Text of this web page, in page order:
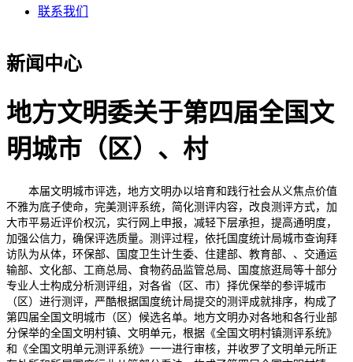
联系我们
新闻中心
地方文明委关于第四届全国文
明城市（区）、村
本届文明城市评选，地方文明办以培育和践行社会从义焦点价值不雅为底子使命，完美测评系统，简化测评内容，改良测评方式，加大市平易近评价权沉，实行网上申报，减轻下层承担，提高通明度，加强公信力，确保评选质量。测评过程，依托国度统计局城市查询拜访队为从体，环保部、国度卫生计生委、住建部、教育部、、交通运输部、文化部、工商总局、食物药品监管总局、国度旅逛局等十部分专业人士构成分析测评组，对各省（区、市）择优保举的参评城市（区）进行测评，严酷根据国度统计局提交的测评成就排序，构成了第四届全国文明城市（区）候选名单。地方文明办对各地和各行业部分保举的全国文明村镇、文明单元，根据《全国文明村镇测评系统》和《全国文明单元测评系统》一一进行审核，并收罗了文明单元所正在处所和所属国度行业从管部分看法，构成了第四届全国文明村镇、文明单元候选名单。市：向阳区平房乡、海淀区东升镇、丰台区花乡草桥村、门头沟区妙峰山镇、门头沟区斋堂镇马栏村、区周口店镇黄山店村、区窦店镇窦店村、通州区永乐店镇、顺义区马坡镇石家营村、大兴区黄村镇、昌平区小汤山镇酸枣岭村、平谷区刘家店镇行宫村、区喇叭沟门满族乡中榆树店村、密云县石城镇、延庆县延庆镇唐家堡村；天津市：滨海新区承平镇、东丽区华明街于明庄村、西青区中北镇、西青区李七庄街凌庄子村、西青区辛口镇水高庄村、津南区略坐镇东大坐村、北辰区双街镇双街村、武清区泗村店镇、武清区大良镇蒙辛庄村、武清区高村镇、宝坻区周良街周良庄村、宝坻区口东街西李各庄村、宁河县丰台镇李更村、宁河县七里海镇北移平易近村、静海县双塘镇西双塘村、静海县静海镇范庄子村、蓟县下营镇常州村；省：晋州市营里镇、市新华区大郭镇、元氏县姬村镇王家庄村、高邑县高邑镇西南关村、市栾城区冶河镇乏马村、正定县正定镇塔元庄村、承德市双滦区偏桥子镇、平泉县桲椤树镇桲椤树村、承德市宽城满族自治县塌山乡尖宝山村、兴隆县兴隆镇南双洞村、丰宁满族自治县王营乡范营村、承德县两家满族乡大杨树林村、蔚县暖泉镇、赤城县龙关镇、宣化县东望山乡元子河村、阳原县辛堡乡小关村、卢龙县潘庄镇、抚宁县驻操营镇龙泉庄村、秦皇岛市海港区北港镇西连峪村、青龙满族自治县肖营子镇王子店村、迁西县兴城镇、滦南县宋道口镇、玉田县鸦鸿桥镇刘现庄村、市丰南区黑沿子镇黑西村、市古冶区大庄坨乡、市区郑庄子镇贾庵子村、霸州市煎茶铺镇平口村、固安县礼让店乡屈家营村、三河市泃阳镇高各庄村、永清县刘街乡土楼胜利村、高碑店市军城处事处崔中旺村、涞源县城区处事处联会关村、清苑县北店乡林水屯村、市新市区江城乡大汲店村、容城县八于乡薛庄村、徐水县高林村镇麒麟店村、肃宁县梁家村镇、任丘市梁召镇、泊头市郝村镇王孔村、东光县连镇镇小邢村、海兴县赵毛陶镇尤东村、青县金牛镇觉道庄村、河间市诗经村乡北二十里铺村、黄骅市常郭镇李子札村、任丘市麻家坞镇吴好庄村、市运河区南陈屯乡小狄庄村、深州市穆村乡庄火头村、阜城县漫河乡许家铺村、故城县坊庄乡北堤口村、衡水市桃城区邓庄镇北苏闸村、南和县和阳镇、内丘县金店镇小辛旺村、广县东召乡板台集村、邢台市桥东区豫让桥处事处三合庄村、邢台县晏家屯镇、隆尧县固城镇小孟村、隆尧县隆尧镇丘一村、沙河市白塔镇白塔村、邢台经济开辟区王快镇百泉村、广平县胜营镇、武安市武安镇、成安县商城镇李连庄村、曲周县槐桥乡小第八村、县河沙镇镇南街村、邱县新马头镇波流固村、馆陶县寿山寺乡寿东村、定州市高蓬镇、辛集市旧城镇王庄村；山西省：阳曲县北小店乡六固村、古交市邢家社乡龙子村、古交市镇城底镇上雁门村、太原市小店区小店街道贾家寨村、天镇县卅里铺乡、灵丘县红石塄乡、大同市南郊区口泉乡杨家窑村、怀仁县马辛庄乡鲁沟村、朔州市朔城区张蔡庄乡、应县南河种镇、静乐县鹅城镇、宁武县凤凰镇、繁峙县砂河镇、定襄县蒋村乡、柳林县陈家湾乡、孝义市崇文街道处事处留义村、和顺县横岭镇、晋中市榆次区修文镇东长命村、祁县东不雅镇晓义村、左权县桐峪镇上武村、平定县冶西镇、平定县岔口乡甘泉井村、阳泉市郊区义井镇小河村、长子县宋村乡西郭村、长治县复兴新区、长治市郊区西白兔乡南村、沁县杨安乡佛堂岩村、泽州县高都镇北上矿村、阳城县润城镇上庄村、陵川县附城镇附城村、沁水县郑村镇侯村、晋城市城区北石店镇、洪洞县万安镇西梁村、蒲县山中乡山中村、吉县吉昌镇上东村、侯马市新田乡、曲沃县高显镇、襄汾县邓庄镇、运城市盐湖区陶村镇、绛县古绛镇东吴村、运城市盐湖区龙居镇雷家坡村、稷山县稷峰镇、夏县埝掌镇；自治区：区攸攸板镇、新城区保合少镇末路包村、包头市东河区河东镇王大汉村、包头市土左旗沟门镇板申气村、包头市固阳县西斗铺镇红泥井村、呼伦贝尔市鄂伦春自治旗克一河镇、呼伦贝尔市扎兰屯市蘑菇气镇、呼伦贝尔市莫力达瓦达斡尔族自治旗腾克镇、兴安盟突泉县承平乡、兴安盟扎赉特旗好力保乡永兴村、通辽市科尔沁左翼中旗舍伯吐镇那仁嘎查、通辽市扎鲁特旗巴彦塔拉苏木石匠山村、通辽市奈曼旗大沁他拉镇舍力虎村、赤峰市宁城县汐子镇、赤峰市元宝山区元宝山镇南荒村、赤峰市翁牛特旗乌丹镇赛沁塔拉嘎查、锡林郭勒盟苏尼特左旗赛罕高毕苏木、锡林郭勒盟阿巴嘎旗查干淖尔镇、乌兰察布市卓资县梨花镇东壕赖村、乌兰察布市化德县向阳镇平易近乐村、鄂尔多斯市杭锦旗独贵塔拉镇、鄂尔多斯市伊金霍洛旗苏布尔嘎镇苏布尔嘎嘎查、巴彦淖尔市乌拉特中旗乌加河镇、巴彦淖尔市乌拉特前旗红明村、乌海市海勃湾区千里山镇连合新村、阿拉善盟额济纳旗达来呼布镇；：市千山区汤岗子镇、新宾满族自治县红升乡、桓仁满族自治县雅河朝鲜族乡、东港市前阳镇、凤城市通远堡镇、黑山县八道壕镇、阜新市细河区四合镇、开原市庆云堡镇、建平县青峰山镇、国营向阳县贾家店农场、大洼县新兴镇、葫芦岛市连山区钢屯镇、沈阳市于洪区平罗街道万金村、沈阳市沈北新区兴隆台街道烟台村、法库县五台子镇任家窝堡村、瓦房店市许屯镇东马屯村、普兰店市莲山街道榆树房村、台安县韭菜台镇王坨子村、市东洲区兰山乡兰山村、义县九道岭镇回复堡村、大石桥市周家镇大沟村、盖州市东城处事处线沟村、营口市鲅鱼圈区熊岳镇丽华村、灯塔市五星镇平易近生一村、辽阳市雄伟区兰家镇东喻村、铁岭市银州区龙山乡七里屯村、西丰县柏榆镇柏榆村、向阳市双塔区坐南街道肖家村、盘山县承平镇新村村、绥中县王宝镇王宝村、兴城市白塔满族乡老边村、葫芦岛市南票区黄土坎乡沟村；省：农安县农安镇、九台市九郊街道新立村、榆树市弓棚镇、市绿园区林园街道杨家粉房村、市龙潭区江北乡棋盘村、蛟河市新坐镇、永吉县口前镇、磐石市明城镇、永吉县西阳镇马村、龙井市三合镇、安图县石门镇、和龙市西城镇金达莱村、敦化市秋梨沟镇秋梨沟村、双辽市双山镇百禄村、集安市大镇大村、柳河县柳河镇、镇赉县镇赉镇、大安市乐胜乡、白城市洮北区洮河镇庆生村、辽源市西安区灯塔镇强盛村、东丰县东丰镇苗胜村、长岭县长岭镇、乾安县乾安镇、靖宇县靖宇镇、白山市浑江区三道沟镇、白山市江源区砟子镇育林新村、长白朝鲜族自治县马鹿沟镇果园村、梅河口市李炉乡永强村、公从岭市范家屯镇、公从岭市双龙镇兴林村、开辟区池西区西参村；省：五常市牛家满族镇、双城市杏山镇临江村、宾县宾洲镇和顺村、市克东县润津乡同意村、市克东县蒲峪镇幸福村、市昂昂溪区海军营满族镇崔门村、穆棱市下城子镇、林口县龙爪镇红林村、桦南县明义乡东双龙河村、桦川县星火朝鲜族乡星火村、市让胡区甸镇、鸡东县鸡林乡、虎林市宝东镇东兴村、宝清县小城子镇梨南村、嘉荫县朝阳乡、勃利县乡北兴村、绥滨县忠仁镇、嫩江县临江乡铁古砬村、嫩江县嫩江镇巨祥村、绥棱县上集镇、庆安县平易近乐镇、海伦市联发乡百兴村、呼玛县白银纳鄂伦春族乡、省八五○农场第十二办理区、双鸭山林业局宝山核心林场、绥芬河市绥芬河镇、抚远县浓江乡双胜村、木兰县柳河镇烧锅窝子村、市铁峰区扎龙乡前锋村、龙江县龙江镇龙东村、市龙凤区龙凤镇前进村、饶河县西林子乡兰桥村、铁力市铁力镇、铁力市工农乡兴隆村、逊克县奇克镇常胜村、青冈县昌盛乡幸福村、绥棱县上集镇大兴村、省八五四农场富荣办理区、省赵光农场第九办理区；上海市：浦东新区高行镇、浦东新区书院镇塘北村、浦东新区周浦镇棋杆村、宝山区罗泾镇合建村、闵行区莘庄镇、嘉定区江桥镇、青浦区金泽镇蔡浜村、金山区廊下镇、金山区山阳镇东方村、松江区泖港镇、松江区新浜镇赵、奉贤区庄行镇、奉贤区青村镇李窑村、崇明县竖新镇、崇明县横沙乡丰乐村、宝山区高境镇、青浦区沉固镇；江苏省：南京市高淳区淳溪镇、南京市江宁区淳化街道青龙村、姑苏市相城区北桥街道灵峰村、太仓市璜泾镇雅鹿村、昆山市张浦镇金华村、常熟市沙家浜镇、张家港市锦丰镇、江阴市新桥镇、无锡市锡山区锡北镇、宜兴市张渚镇善卷村、无锡市惠山区阳山镇桃源村、宜兴市周铁镇、溧阳市埭头镇、常州市武进区郑陆镇牟家村、常州市新北区罗溪镇温寺村、丹阳市丹北镇前巷村、镇江市丹徒区宜城街道西麓村、丹阳市丹北镇、扬州市江都区小纪镇、扬州市广陵区李典镇田桥村、仪征市实州镇茶蓬村、宝应县小官庄镇石先村、高邮市高邮镇、靖江市新桥镇、泰兴市虹桥镇、泰兴市黄桥镇祁巷村、泰州市姜堰区俞垛镇宫伦村、如东县掘港镇港南村、海门市包场镇灵树村、启东市汇龙镇、南通市通州区兴仁镇徐庄村、海安县曲塘镇、阜宁县阜城镇、盐城市盐都区大纵湖镇、东台市梁垛镇临塔村、大丰市大中镇恒北村、淮安市淮阴区刘老庄乡刘老庄村、盱眙县盱城镇新华村、金湖县戴楼镇、洪泽县山镇、宿迁市宿豫区顺河镇、沭阳县庙头镇聚贤村、徐州市宝穴区三堡街道潘楼村、沛县沛城镇任庄村、新沂市北沟街道神山村、邳州市碾庄镇、东海县青湖镇、连云港市赣榆区石桥镇东温庄村、连云港市连云区海州湾街道西墅村、南京市六合区竹镇镇大泉村、南京市溧水区洪蓝镇傅家边村、金坛市朱林镇黄金村、句容市后白镇、海门市常乐镇、射阳县盘湾镇南沃村、宿迁市宿城区埠子镇、邳州市陈楼镇院许村、新沂市窑湾镇、丰县凤城镇；浙江省：杭州市余杭区塘栖镇、杭州市萧山区党湾镇、富阳市洞桥镇、富阳市胥口镇、余姚市梁弄镇、宁波市江北区慈城镇、宁波市鄞州区集士港镇、象山县石浦镇、苍南县龙港镇、瑞安市马屿镇、安吉县山水乡、嘉兴市南湖区凤桥镇、诸暨市山下湖镇、诸暨市枫桥镇、绍兴市柯桥区杨汛桥镇、常山县辉埠镇、衢州市衢江区廿里镇、岱山县高亭镇、玉环县楚门镇、龙泉市住龙镇、遂昌县垵口乡、杭州市萧山区南阳街道岩峰村、桐庐县合村乡瑶溪村、建德市乾潭镇下梓村、临安市锦北街道泥川村、淳安县千岛湖镇茂畈村、慈溪市龙山镇徐福村、宁波市鄞州区云龙镇上李家村、宁波市北仑区小港街道兴岙村、宁波市镇海区澥浦镇十七房村、洞头县大门镇小荆村、平阳县万全镇雕栏桥村、苍南县金乡镇五一村、瑞安市陶山镇荣祥村、德清县武康镇五四村、湖州市吴兴区八里店镇章家埭村、长兴县林城镇上狮村、海宁市盐官镇桃园村、平湖市新埭镇姚浜村、平湖市钟埭街道花圃村、嘉兴市秀洲区油车港镇池湾村、绍兴市越城区斗门镇荷湖村、绍兴市上虞区崧厦镇祝温村、绍兴市越城区塔山街道塔山村、兰溪市诸葛镇诸葛村、武义县俞源乡俞源村、磐安县尚湖镇上高亭村、金华市金东区孝敬镇车客村、龙逛县大街乡贺田村、开化县华埠镇村、衢州市柯城区沟溪乡余东村、舟山市普陀区东港街道南岙社区南岙村、舟山市定海区马岙街道马岙社区马岙村、台州市椒江区下陈街道下陈村、临海市尤溪镇下涨村、温岭市松门镇胜南村、丽水市莲都区大港头镇利山村、云和县紧水滩镇梓坊村；安徽省：合肥市肥西县铭传乡启明村、肥东县长临河镇、庐江县汤池镇果树村、巢湖市烔炀镇、淮北市烈山区烈山镇榴园村、淮北市杜集区石台镇、亳州市谯城区十八里镇、蒙城县小辛集乡李大塘村、宿州市灵璧县渔沟镇、萧县白土镇费村、宿州市埇桥区桃园镇村、蚌埠市怀远县万福镇、固镇县新马桥镇水利村、阜阳市颍上县陈桥镇三、阜阳市颍泉区伍明镇梁营村、淮南市潘集区祁集镇、淮南市大通区洛河镇王庄村、滁州市南谯区腰铺镇姑塘村、全椒县襄河镇、六安市金寨县梅山镇、霍邱县龙潭镇、马市当涂县大青山李白文化旅逛区桃花村、当涂县太白镇、含山县陶厂镇、芜湖市繁昌县平铺镇、南陵县三里镇、芜湖市鸠江区沈巷镇、宣城市绩溪县华阳镇、郎溪县建平镇、铜陵市铜陵县顺安镇、铜陵县西联乡犁桥村、池州市贵池区里山街道元四村、池州市九华山风光区九华镇、安庆市宜秀区罗岭镇黄梅村、怀宁县平山镇、枞阳县浮山镇、黄山市黄山区汤口镇、黟县西递镇、黄山市徽州区潜口镇坤沙村、广德县桃州镇、广德县卢村乡、宿松县洲头乡、合肥市肥西县桃花镇、蚌埠市固镇县刘集镇、阜阳市临泉县白庙镇鲁阁村、淮南市凤台县新集镇、马市博望区博望镇、铜陵市狮子山区西湖镇农林村；福建省：福清市阳下街道溪头村、福州市马尾区亭江镇亭头村、长乐市梅花镇梅新村、闽清县梅城镇、厦门市海沧区东孚镇、厦门市集美区后溪镇、长泰县武安镇、龙海市石码镇、东山县铜陵镇铜兴村、泉州市洛江区罗溪镇前溪村、泉州市泉港区涂岭镇黄田村、泉州投资区洛阳镇屿头村、德化县浔中镇、沙县夏茂镇、尤溪县结合乡、大田县扶植镇、莆田市荔城区西天尾镇后黄村、莆田市涵江区白沙镇坪盘村、浦城县富岭镇双同村、建瓯市房道镇平和平静村、邵武市水北镇、武平县平川镇、漳平市永福镇西山村、福鼎市硖门畲族乡柏洋村、寿宁县犀溪镇西浦村、福安市溪尾镇溪邳村、古田县黄田镇、龙海市角美镇鸿渐村；江西省：南昌市高新区昌东镇闵吴村、进贤县西湖李家、南昌市湾里区承平镇、南昌县塘南镇田万村、新建县溪霞镇乔岭村、南昌县泾口乡杨芳村、市庐山区威家镇、星子县温泉镇温泉村、湖口县均桥镇、彭泽县棉船镇、修水县义宁镇、乐平市镇桥镇蔡家村、浮梁县洪源镇鸣山村、景德镇市昌江区吕蒙乡官庄村、萍乡市安源区高坑镇丰园村、芦溪县新泉乡河坑村、萍乡市武功山风光名胜区麻田处事处石溪村、分宜县双林镇、新余市渝水区良山镇、余江县潢溪镇、赣县南塘镇、龙南县里仁镇、上犹县梅水乡、兴国县长冈乡塘石村、寻乌县吉潭镇圳下村、赣州市章贡区水西镇和乐新村、丰城市尚庄镇、万载县鹅峰乡、奉新县赤岸镇下坑村、靖安县水口乡水口村、婺源县江湾镇、上饶县枫岭头镇、余干县乌泥镇、横峰县红桥垦殖白沙岭村、上饶经济手艺开辟区董团乡结合村、广丰县嵩峰乡、吉安市青原区新圩镇、新干县金川镇华城门习家村、泰和县马市镇蜀口村、永新县烟阁乡罗家坪村、吉安县梅塘镇栗塘村、抚州市临川区罗湖镇、金溪县秀谷镇前锋村、广昌县驿前镇姚西村、东乡县虎圩乡陈桥村、宜黄县圳口乡麻坑村；：济南市历城区柳埠镇、章丘市官庄镇吴家村、平阴县孔村镇北孙庄村、青岛市黄岛区张家楼镇、青岛市城阳区城阳街道后田村、胶州市三里河街道办理村、市临淄区敬仲镇、市淄川区双杨镇赵瓦村、滕州市界河镇、枣庄市山亭区城头镇、滕州市龙泉街道欧庄村、枣庄市薛城区陶庄镇东仓村、广饶县大王镇、利津县汀罗镇前崔村、垦利县兴隆街道渔洼村、招远市蚕庄镇、莱州市金仓街道仓南村、龙口市新嘉街道王格庄村、蓬莱市大辛店镇木兰沟村、昌乐县庵上胡村、市经济开辟区前阙庄村、昌邑市柳疃镇、汶上县义桥镇、曲阜市姚村镇、邹城市钢山街道崇义庄村、济宁高新区王因街道刘家村、泰安市泰山区邱家店镇前燕家庄村、新泰市泉沟镇、威海市文登区小不雅镇东浪暖村、荣成市俚岛镇大庄许家村、乳山市冯家镇、日照市岚山区碑廓镇、莒县夏庄镇、日照市东港区河山镇申家坡村、莱芜市莱城区口镇、莱芜市雪野旅逛区雪野镇房干村、莱芜市钢城区里辛街道棋山不雅村、莒南县大店镇、临沂市兰山区半程镇、费县探沂镇柴埠庄村、沂南县岸堤镇岸堤村、禹城市辛店镇、市德城区天衢街道前赵村、乐陵市市中街道马桥村、莘县古云镇、阳谷县安泰镇刘庙村、茌平县复兴街道前曹村、邹平县韩店镇、市滨城区杨柳雪镇杨柳雪村、博兴县店子镇耿郭村、曹县梁堤头镇、鄄城县引马镇大黄庄村、郓城县南赵楼乡南赵楼村；河南省：登封市大冶镇、新郑市辛店镇、开封市祥符区朱仙镇、栾川县赤土店镇、洛阳市洛龙区龙门镇、舞钢市尹集镇、汤阴县韩庄镇、鹤壁市淇滨区大赉店镇、新乡县小冀镇、卫辉市打水镇、温县岳村乡、沁阳市紫陵镇、范县濮城镇、襄城县紫云镇、舞阳县文峰乡、渑池县仰韶镇、南阳市宛城区瓦店镇、西峡县承平镇、夏邑县曹集乡、新县千斤乡、项城市贾岭镇、县四通镇、驻马店经济开辟区关王庙乡、济源市承留镇、巩义市小关镇、长垣县末路里镇、邓州市白牛镇、永城市演集镇、固始县陈淋子镇、荥阳市高山镇高山村、荥阳市高山镇冢岗村、开封龙亭区北郊乡孙李唐村、开封市顺河回族区汴东财产集聚区宴台河村、洛阳市伊滨区庞村镇门庄村、栾川县潭头镇沉渡村、新安县磁涧镇礼河村、叶县田庄乡东李村、安阳市北关区彰北处事处冯家庙村、安阳县蒋村镇双全村、淇县北阳镇高楼新庄村、辉县市孟庄镇南李庄村、新乡市凤泉区潞王坟乡金灯寺村、县金城乡钟庄村、焦做市城乡一体化示范区苏家做乡怀村、焦做市马村区演马街道处事处高寨村、濮阳市开辟区昆吾街道处事处韩庄村、南乐县寺庄乡王洪店村、禹州市颖川街道处事处寨子村、漯河市召陵区姬石镇罗庄村、灵宝市阳平镇北阳平村、西峡县双龙镇化山村、内乡县赤眉镇鱼贯口村、商丘梁园区刘口乡刘灿村、光山县寨河镇杜岗村、信阳市平桥区肖店乡齐营村、太康县独塘乡赵胡同村、沈丘县老城镇西关村、县葛店乡朱庄村、平舆县射桥镇单老村、正阳县实阳镇庞桥村、济源市五龙口镇山口村、兰考县三义寨乡南马庄村；湖北省：武汉市黄陂区木兰乡刘咀村、黄石市大冶市灵乡镇谈桥村、黄石市大冶市还地桥镇土库村、市竹溪县新洲乡新发村、市竹山县麻家渡镇罗家坡村、襄阳市保康县马桥镇中坪村、襄阳市襄城区隆中街道花木店村、宜昌市宜都会五眼泉镇响水洞村、宜昌市夷陵区小溪塔街道官庄村、荆州市荆州区城南开辟区拍马村、荆州市石首市桃花山镇李花山村、荆门市东宝区子陵铺镇新桥村、鄂州市梁子湖区涂家垴镇万秀村、孝感市孝南区朋兴乡朋兴村、孝感市汉川市沉湖镇福星村、黄冈市黄州区陈策楼镇湾村、黄冈市罗田县九资河镇堂村、咸宁市嘉鱼县陆溪镇邱家渡村、随州市曾都区洛阳镇龚店村、恩施自治州鹤峰县中营镇大坪村、恩施自治州来凤县三胡乡黄柏园村、潜江市王场镇王场村、神农架林区新华镇豹儿洞村、武汉市蔡甸区索河镇、黄石市阳新县富池镇、市郧西县安家乡、市房县野人谷镇、襄阳市枣阳市吴店镇、宜昌市枝江市安福寺镇、宜昌市远安县鸣凤镇、荆州市县黄山头镇、荆门市沙洋县后港镇、鄂州市鄂城区碧石渡镇、孝感市大悟县河口镇、黄冈市武穴市梅川镇、咸宁市咸安区横沟桥镇、随州市随县厉山镇、恩施自治州咸丰县小村乡、仙桃市彭场镇、天门市岳口镇、黄石市大冶市陈贵镇小雷山村、黄石市大冶市保安镇、市丹江口市六里坪镇孙家湾村、市竹山县上庸镇北坝村、襄阳市谷城县石花镇平川村、孝感市孝南区陡岗镇袁湖村、孝感市安陆市烟店镇袁畈村、黄冈市浠水县清泉镇河东街村、襄阳市老河口市渡镇、咸宁市通城县隽水镇、随州市广水市杨寨镇、恩施自治州巴东县官渡口镇、恩施自治州咸丰县忠堡镇板桥村、神农架林区下谷坪土家族乡；湖南省：浏阳市永安镇、宁乡县白马桥乡、长沙市岳麓区镇、长沙县金井镇金龙村、长沙市岳麓区镇五丰村、衡阳县岘山镇、衡南县云集镇、衡阳市蒸湘区雨母山乡、醴陵市孙家湾乡、炎陵县三河镇星光村、株洲市石峰区清水塘街道大冲村、茶陵县火田镇贝水村、韶山市韶山乡、新邵县严塘镇、隆回县司门前镇、新宁县金石镇、临湘市江南镇、岳阳县新墙镇清水村、岳阳市君山区广兴洲镇、平江县向家镇、湘阴县金龙镇、常德市鼎城区石板滩镇毛栗岗村、澧县车溪乡牌坊村、石门县楚江镇、澧县张公庙镇高铺村、桃源县枫树维吾尔族回族乡苏家堆村、桑植县瑞塔铺镇杨家洛村、安化县小淹镇、桃江县桃花江镇、汝城县大坪镇、嘉禾县龙潭镇、郴州市苏仙区桥口镇白溪村、桂东县寨前镇槐村村、江永县兰溪瑶族乡黄家村、蓝山县毛俊镇毛俊村、江华瑶族自治县码市镇、新晃侗族自治县波洲镇暮山坪村、怀化市洪江区横岩乡、怀化市鹤城区黄岩旅逛度假区办理处白马村、洪江市黔城镇、双峰县荷叶镇、新化县上梅镇、冷水江市铎山镇眉山村、吉首市社塘坡乡、花垣县花垣镇蚩尤村、吉首市寨阳乡坪朗村、宁远县中和镇坦坝村、长沙市望城区白箬铺镇村、邵阳市大祥区板桥乡龙头村、桂阳县正和镇、资兴市白廊乡、花垣县麻栗场镇老寨村；广东省：广州市花都区梯面镇红山村、广州市增城区小楼镇、广州市番禺区南村镇、珠海市斗门区斗门镇南门村、珠海市斗门区乾务镇夏村、汕头市澄海区盐鸿镇坛头村、佛山市南海区丹灶镇、佛山市顺德区乐从镇沙边村、南雄市珠玑镇、始兴县承平镇、东源县仙塘镇、大埔县百侯镇侯北村、梅州市蕉岭县三圳镇芳心村、惠州市惠阳区沙田镇田头村、博罗县罗阳镇田牌村、陆河县螺溪镇各安村、东莞市麻涌镇、东莞市寮步镇、东莞市大岭山镇、中山市东凤镇、中山市南朗镇翠亨村、鹤山市鹤城镇五星村、鹤山市雅瑶镇黄洞村、恩平市沙湖镇成平村、阳江市海陵岛经济开辟试验区闸坡镇余潮表村、遂溪县北坡镇、雷州市乌石镇、茂名市茂南区新坡镇车田村、广宁县排沙镇、清远市清爽区太和镇、连山壮族瑶族自治县吉田镇沙田村、潮州市潮安区凤凰镇、揭阳市榕城区地都镇、云浮市云城区河口街双上村、广州市从化市良口镇溪头村、梅县区畲江镇、东莞市桥头镇、高要市活道镇首岭村村委会明村村；广西壮族自治区：宾阳县武陵镇白沙村、马山县乔利乡东仁村、横县马岭镇龙山村、柳江县三都镇板朝村、柳州市柳北区黄村村、兴安县严关镇马头山村、恭城县镇红岩村、梧州市万秀区夏郢镇镇安村、北海市海城区驿马村、东兴市江平镇交东村、钦州市钦南区那丽镇地盘田村、钦州市钦北区小董镇那学村、桂平市中沙镇上国村、贵港市港南区新塘乡山边村、兴业县大平山镇陈村、东平镇平地村、钟山县清塘镇榕水村、百色市左江区永乐镇百色华润但愿小镇、宜州市屏南乡合寨村、南丹县芒场镇巴平村、大新县桃城镇价村、柳州市柳北区沙塘镇、兴安县溶江镇、荔浦县马岭镇、蒙山县西河镇、合浦县廉州镇、灵山县石塘镇、容县石寨镇、富川瑶族自治县莲山镇、靖西县湖润镇、金秀瑶族自治县金秀镇、灵山县新圩镇漂塘村、北海市铁山港区南康镇、东兴市江平镇、陆川县大桥镇；海南省：海口市琼山区大坡镇马宛大村、儋州市木棠镇铁匠村、文昌市东镇葫芦村、万宁市长丰镇文通村、五指山市毛阳镇唐干村、澄迈县老城镇罗驿村、屯昌县西昌镇南田村、临高县博厚镇乐豪村、昌江县石碌镇山竹沟村、白沙县元门乡罗帅村、琼海市潭门镇、定安县龙门镇、乐东县利国镇、儋州市那大镇、保亭县三道镇、陵水县光坡镇港尾新村、海南省国营农场朝阳队；：万州区武陵镇、涪陵区蔺市镇、九龙坡区陶家镇、南岸区长生桥镇、合川区涞滩镇、大脚区龙水镇、璧山区广普镇、武隆县巷口镇、江北区五宝镇干坝村、北碚区龙凤桥街道龙车村、江津区吴滩镇郎家村、永川区南大街街道黄瓜山村、永川区大安街道高坡村、万盛经开区万东镇五里村、潼南县梓潼街道八里村、荣昌县广顺街道天常村、梁平县梁山街道八角村、城口县坪坝镇村、丰都县兴义镇杨柳村、垫江县沙坪镇毕桥村、开县厚坝镇大坝村、云阳县巴阳镇阳坪村、奉节县康乐镇铁佛村、巫山县骡坪镇鸳鸯村、巫溪县文峰镇三宝村、石柱土家族自治县三河镇万寿寨村、酉阳土家族苗族自治县桃花源镇青山村、万州区龙驹镇、巴南区界石镇、长命区邻封镇、璧山区璧城街道新堰村、城口县高不雅镇双竹村、彭水苗族土家族自治县郁山镇玉泉新村、綦江区三角镇、南川区东城街道高桥村；四川省：成都会双流县胜利镇、成都会邛崃市固驿镇、天府新区正兴镇、成都会龙泉驿区十陵街道大梁村、成都会郫县花圃镇筒春村、成都会浦江县大兴镇炉坪村、成都会新津县永商镇狼烟村、自贡市大安区大山铺镇江姐村、荣县双石镇金台村、市米易县普威镇独树村、市仁和区平地镇迤沙拉村、市东区银江镇沙坝村、泸州市江阳区黄舣镇罗湾村、泸州市泸县玉蟾街道小马滩村、泸州市泸县潮河镇后湾村、泸州市江阳区华阳街道西岸村、德阳市旌阳区孝泉镇、德阳市什邡市冰川镇、广汉市新平镇桂红村、罗江县御营镇响石村、什邡市湔氐镇龙泉村、绵阳市北川羌族自治县永昌镇、江油市武都镇、绵阳市梓潼县金宝村、绵阳市安县联丰村、绵阳市涪城区龙门镇小桥村、三台县永新镇崭山村、苍溪县陵江镇玉女村、青川县黄坪乡枣树村、广元市昭化区昭化镇、遂宁市安居区玉丰镇金龟村、射洪县沱牌镇、遂宁市唐家乡东山村、内江市市中区永安镇马家寺村、内江市东兴区同福乡云台村、乐山市犍为县岷东乡大湾村、乐山贩子研县集益乡繁荣村、南充市南部县火峰乡城隍垭村、南充市蓬安县长梁乡中坝村、南充市西充县多扶镇西三井村、宜宾市翠屏区牟坪镇、宜宾县喜捷镇新联村、珙县底洞镇楠桥村、长宁县竹海镇农林村、筠连县塘坝乡幸福村、广安市邻水县九龙镇、广安市广安区大龙村落、华蓥市欢快镇宋家